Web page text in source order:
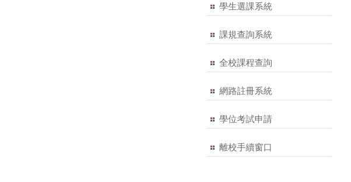
學生選課系統
課規查詢系統
全校課程查詢
網路註冊系統
學位考試申請
離校手續窗口